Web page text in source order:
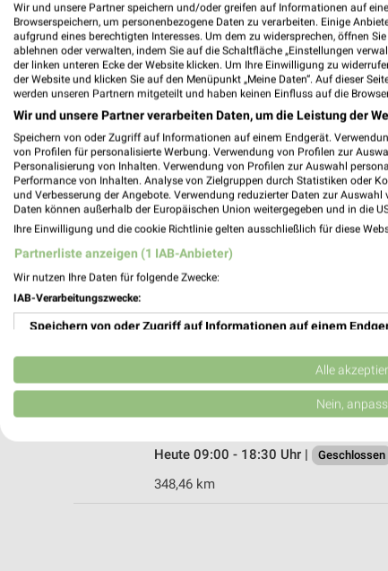
Apollo Delbrück
Alter Markt 8 a
33129 Delbrück
340,88 km
Apollo Geseke
Heute 09:00 - 18:30 Uhr |
Geschlossen
348,46 km
Wir und unsere Partner speichern und/oder greifen auf Informationen auf
Browserspeichern, um personenbezogene Daten zu verarbeiten. Einige
aufgrund eines berechtigten Interesses. Um dem zu widersprechen, öffnen
ablehnen oder verwalten, indem Sie auf die Schaltfläche „Einstellungen
der linken unteren Ecke der Website klicken. Um Ihre Einwilligung zu
der Website und klicken Sie auf den Menüpunkt „Meine Daten“. Auf dieser
werden unseren Partnern mitgeteilt und haben keinen Einfluss auf die
Wir und unsere Partner verarbeiten Daten, um die Leistung der
Speichern von oder Zugriff auf Informationen auf einem Endgerät.
von Profilen für personalisierte Werbung. Verwendung von Profilen zur
Personalisierung von Inhalten. Verwendung von Profilen zur Auswahl
Performance von Inhalten. Analyse von Zielgruppen durch Statistiken oder
und Verbesserung der Angebote. Verwendung reduzierter Daten zur Auswahl
Daten können außerhalb der Europäischen Union weitergegeben und in die
Ihre Einwilligung und die cookie Richtlinie gelten ausschließlich für diese
Partnerliste anzeigen (1 IAB-Anbieter)
Wir nutzen Ihre Daten für folgende Zwecke:
IAB-Verarbeitungszwecke:
Speichern von oder Zugriff auf Informationen auf einem
Verwendung reduzierter Daten zur Auswahl von Werbeanzeigen
Erstellung von Profilen für personalisierte Werbung
Alle
Nein,